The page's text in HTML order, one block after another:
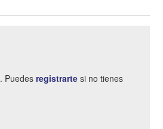
Puedes registrarte si no tienes